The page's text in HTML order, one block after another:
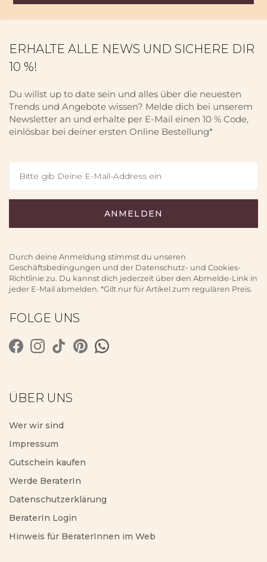
ERHALTE ALLE NEWS UND SICHERE DIR
10 %!
Du willst up to date sein und alles über die neuesten
Trends und Angebote wissen? Melde dich bei unserem
Newsletter an und erhalte per E-Mail einen 10 % Code,
einlösbar bei deiner ersten Online Bestellung*
Durch deine Anmeldung stimmst du unseren
Geschäftsbedingungen und der Datenschutz- und Cookies-
Richtlinie zu. Du kannst dich jederzeit über den Abmelde-Link in
jeder E-Mail abmelden. *Gilt nur für Artikel zum regulären Preis.
FOLGE UNS
ÜBER UNS
Wer wir sind
Impressum
Gutschein kaufen
Werde BeraterIn
Datenschutzerklärung
BeraterIn Login
Hinweis für BeraterInnen im Web